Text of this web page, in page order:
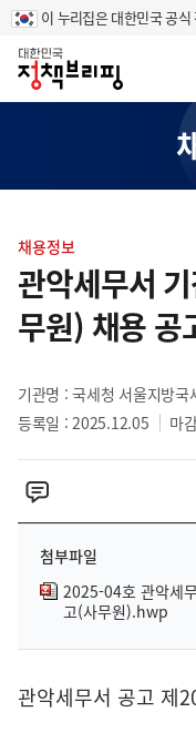
이 누리집은 대한민국 공
홈
텐
츠
영
역
채용정보
관악세무서
무원) 채용 공
기관명 : 국세청 서울지방국
등록일 : 2025.12.05
마
첨부파일
2025-04호 관악세
고(사무원).hwp
관악세무서 공고 제